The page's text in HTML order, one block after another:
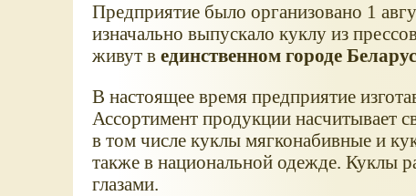
Предприятие было организовано 1
изначально выпускало куклу из
живут вединственном городе
В настоящее время предприятие
Ассортимент продукции насчитывает
в том числе куклы мягконабивные и
также в национальной одежде. Куклы
глазами.